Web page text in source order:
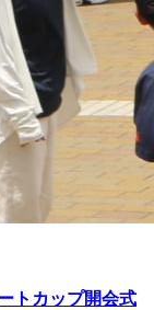
トカップ開会式